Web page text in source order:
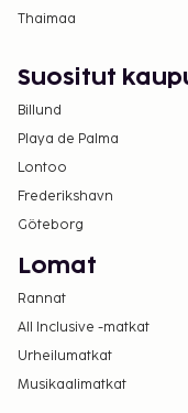
mobiililaitteella.
Thaimaa
Suositut
Billund
Playa de Palma
Lontoo
Frederikshavn
Göteborg
Lomat
Rannat
All Inclusive -matkat
Urheilumatkat
Musikaalimatkat